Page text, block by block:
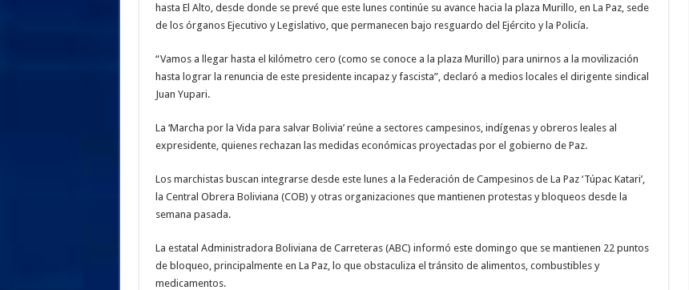
hasta El Alto, desde donde se prevé que este lunes continúe su avance hacia la plaza Murillo, en La Paz, sede
de los órganos Ejecutivo y Legislativo, que permanecen bajo resguardo del Ejército y la Policía.
“Vamos a llegar hasta el kilómetro cero (como se conoce a la plaza Murillo) para unirnos a la movilización
hasta lograr la renuncia de este presidente incapaz y fascista”, declaró a medios locales el dirigente sindical
Juan Yupari.
La ‘Marcha por la Vida para salvar Bolivia’ reúne a sectores campesinos, indígenas y obreros leales al
expresidente, quienes rechazan las medidas económicas proyectadas por el gobierno de Paz.
Los marchistas buscan integrarse desde este lunes a la Federación de Campesinos de La Paz ‘Túpac Katari’,
la Central Obrera Boliviana (COB) y otras organizaciones que mantienen protestas y bloqueos desde la
semana pasada.
La estatal Administradora Boliviana de Carreteras (ABC) informó este domingo que se mantienen 22 puntos
de bloqueo, principalmente en La Paz, lo que obstaculiza el tránsito de alimentos, combustibles y
medicamentos.